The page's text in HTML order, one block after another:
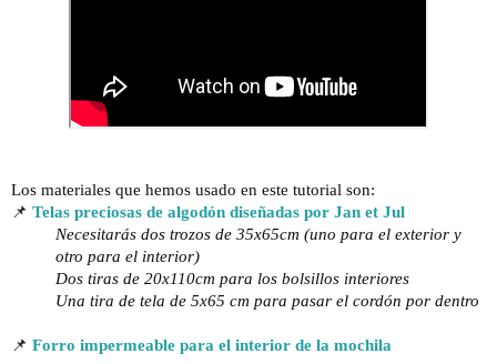
Los materiales que hemos usado en este tutorial son:
📌 Telas preciosas de algodón diseñadas por Jan et Jul
Necesitarás dos trozos de 35x65cm (uno para el exterior y
otro para el interior)
Dos tiras de 20x110cm para los bolsillos interiores
Una tira de tela de 5x65 cm para pasar el cordón por dentro
📌 Forro impermeable para el interior de la mochila